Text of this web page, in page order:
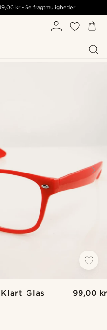
kr- Se fragtmuligheder
Glas 99,00 kr